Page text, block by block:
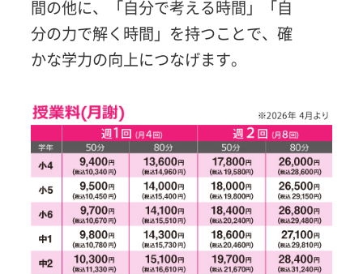
間の他に、「自分で考える時間」「自
分の力で解く時間」を持つことで、確
かな学力の向上につなげます。